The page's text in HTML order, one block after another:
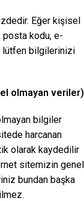
Eğer kişisel
kodu, e-
lütfen bilgilerinizi
olmayan veriler)
bilgiler
harcanan
olarak kaydedilir
sitemizin genel
bundan başka